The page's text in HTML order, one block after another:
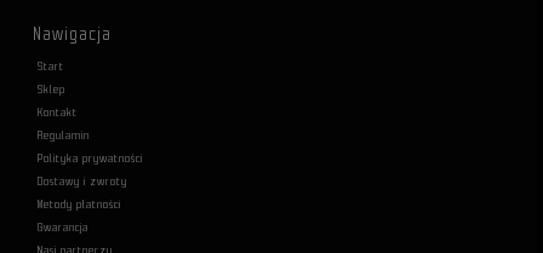
Nawigacja
Start
Sklep
Kontakt
Regulamin
Polityka prywatności
Dostawy i zwroty
Metody płatności
Gwarancja